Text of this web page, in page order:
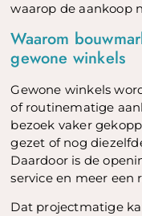
waarop de aankoop
Waarom
gewone winkels
Gewone winkels
of routinematige
bezoek vaker
gezet of nog
Daardoor is de
service en meer een
Dat projectmatige